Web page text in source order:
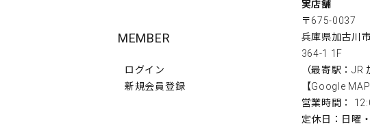
MEMBER
ログイン
新規会員登録
実店舗
〒675-0037
兵庫県加古川
364-1 1F
（最寄駅：JR
【Google MAP
営業時間：
定休日：日曜